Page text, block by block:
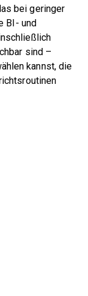
bei geringer
BI- und
sind –
kannst, die